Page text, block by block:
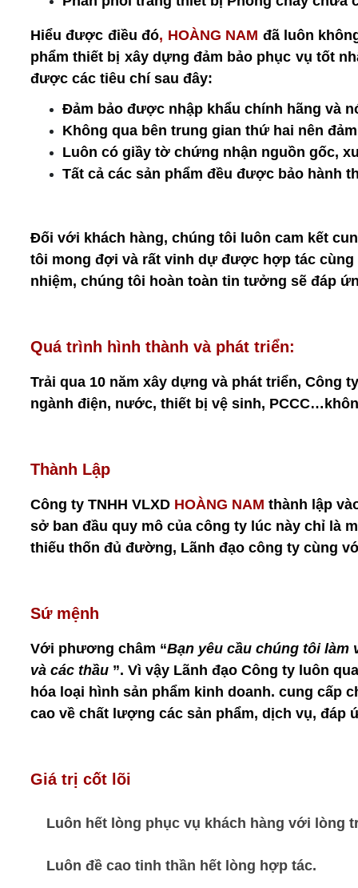
Hiểu được điều đó, HOÀNG NAM đã luôn
phẩm thiết bị xây dựng đảm bảo phục vụ tốt
được các tiêu chí sau đây:
Đảm bảo được nhập khẩu chính hãng và
Không qua bên trung gian thứ hai nên
Luôn có giầy tờ chứng nhận nguồn gốc,
Tất cả các sản phẩm đều được bảo hành
Đối với khách hàng, chúng tôi luôn cam kết
tôi mong đợi và rất vinh dự được hợp tác
nhiệm, chúng tôi hoàn toàn tin tưởng sẽ đáp
Quá trình hình thành và phát triển:
Trải qua 10 năm xây dựng và phát triển, Công
ngành điện, nước, thiết bị vệ sinh,
Thành Lập
Công ty TNHH VLXD HOÀNG NAM thành lập
sở ban đầu quy mô của công ty lúc này chỉ là
thiếu thốn đủ đường, Lãnh đạo công ty cùng
Sứ mệnh
Với phương châm “Bạn yêu cầu chúng tôi làm
và các thầu ”. Vì vậy Lãnh đạo Công ty luôn
hóa loại hình sản phẩm kinh doanh. cung cấp
cao về chất lượng các sản phẩm, dịch vụ, đáp
Giá trị cốt lõi
Luôn hết lòng phục vụ khách hàng với lòng
Luôn đề cao tinh thần hết lòng hợp tác.